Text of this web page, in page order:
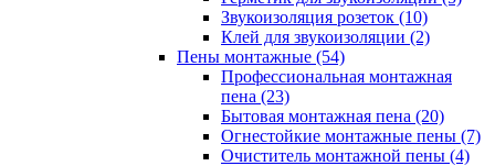
Звукоизоляция розеток (10)
Клей для звукоизоляции (2)
Пены монтажные (54)
Профессиональная монтажная
пена (23)
Бытовая монтажная пена (20)
Огнестойкие монтажные пены (7)
Очиститель монтажной пены (4)